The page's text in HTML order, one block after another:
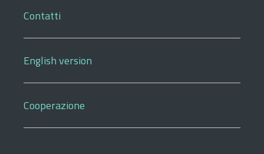
Contatti
English version
Cooperazione